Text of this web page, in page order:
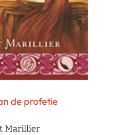
de profetie
Marillier